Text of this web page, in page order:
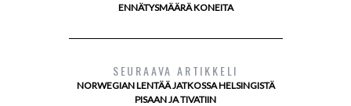
ENNÄTYSMÄÄRÄ KONEITA
SEURAAVA ARTIKKELI
NORWEGIAN LENTÄÄ JATKOSSA HELSINGISTÄ
PISAAN JA TIVATIIN